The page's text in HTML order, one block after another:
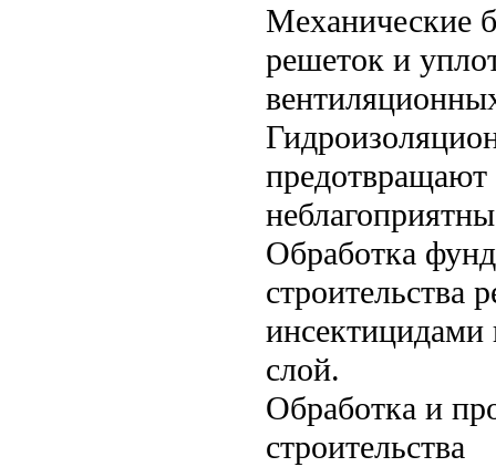
Механические
решеток и
предотвращают
Обработка
строительства
инсектицидами
слой.
Обработка и
строительства